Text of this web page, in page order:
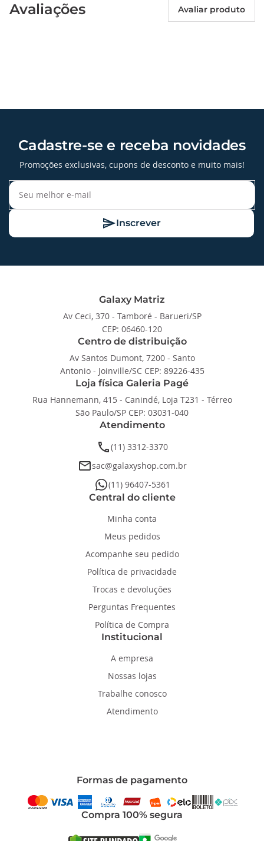
Avaliações Avaliar produto
Cadastre-se e receba novidades
Promoções exclusivas, cupons de desconto e muito mais!
Inscrever
Galaxy Matriz
Av Ceci, 370 - Tamboré - Barueri/SP
CEP: 06460-120
Centro de distribuição
Av Santos Dumont, 7200 - Santo
Antonio - Joinville/SC CEP: 89226-435
Loja física Galeria Pagé
Rua Hannemann, 415 - Canindé, Loja T231 - Térreo
São Paulo/SP CEP: 03031-040
Atendimento
phone(11) 3312-3370
emailsac@galaxyshop.com.br
whatsapp(11) 96407-5361
Central do cliente
Minha conta
Meus pedidos
Acompanhe seu pedido
Política de privacidade
Trocas e devoluções
Perguntas Frequentes
Política de Compra
Institucional
A empresa
Nossas lojas
Trabalhe conosco
Atendimento
Formas de pagamento
Compra 100% segura